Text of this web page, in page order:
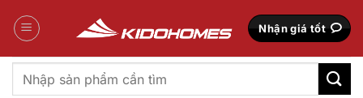
qua
Nhận giá tốt
Tìm
kiếm: